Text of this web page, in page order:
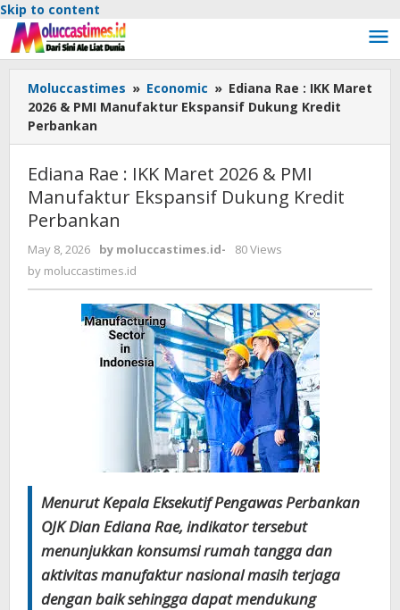
Skip to content
Moluccastimes » Economic » Ediana Rae : IKK Maret
2026 & PMI Manufaktur Ekspansif Dukung Kredit
Perbankan
Ediana Rae : IKK Maret 2026 & PMI
Manufaktur Ekspansif Dukung Kredit
Perbankan
May 8, 2026 by moluccastimes.id-
80 Views
by moluccastimes.id
Menurut Kepala Eksekutif Pengawas Perbankan
OJK Dian Ediana Rae, indikator tersebut
menunjukkan konsumsi rumah tangga dan
aktivitas manufaktur nasional masih terjaga
dengan baik sehingga dapat mendukung